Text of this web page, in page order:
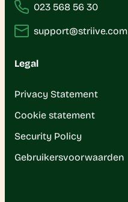
023 568 56 30
support@striive.com
Legal
Privacy Statement
Cookie statement
Security Policy
Gebruikersvoorwaarden